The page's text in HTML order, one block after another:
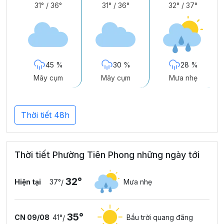
31° / 36°
45 %
Mây cụm
31° / 36°
30 %
Mây cụm
32° / 37°
28 %
Mưa nhẹ
Thời tiết 48h
Thời tiết Phường Tiên Phong những ngày tới
Hiện tại 37°/ 32° Mưa nhẹ
CN 09/08 41°/ 35° Bầu trời quang đãng